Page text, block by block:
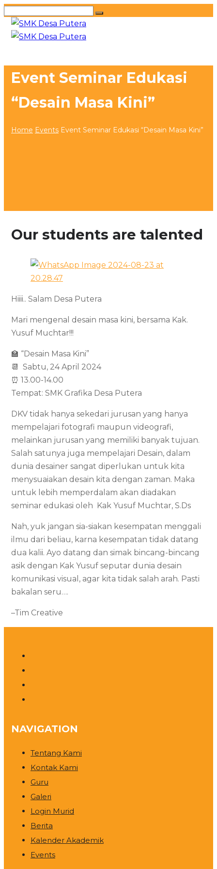
Event Seminar Edukasi
“Desain Masa Kini”
Home Events Event Seminar Edukasi “Desain Masa Kini”
Our students are talented
Hiiii.. Salam Desa Putera
Mari mengenal desain masa kini, bersama Kak.
Yusuf Muchtar!!!
🏫 “Desain Masa Kini”
📆 Sabtu, 24 April 2024
⏰ 13.00-14.00
Tempat: SMK Grafika Desa Putera
DKV tidak hanya sekedari jurusan yang hanya
mempelajari fotografi maupun videografi,
melainkan jurusan yang memiliki banyak tujuan.
Salah satunya juga mempelajari Desain, dalam
dunia desainer sangat diperlukan untuk kita
menysuaiakan desain kita dengan zaman. Maka
untuk lebih memperdalam akan diadakan
seminar edukasi oleh Kak Yusuf Muchtar, S.Ds
Nah, yuk jangan sia-siakan kesempatan menggali
ilmu dari beliau, karna kesempatan tidak datang
dua kalii. Ayo datang dan simak bincang-bincang
asik dengan Kak Yusuf seputar dunia desain
komunikasi visual, agar kita tidak salah arah. Pasti
bakalan seru….
–Tim Creative
NAVIGATION
Tentang Kami
Kontak Kami
Guru
Galeri
Login Murid
Berita
Kalender Akademik
Events